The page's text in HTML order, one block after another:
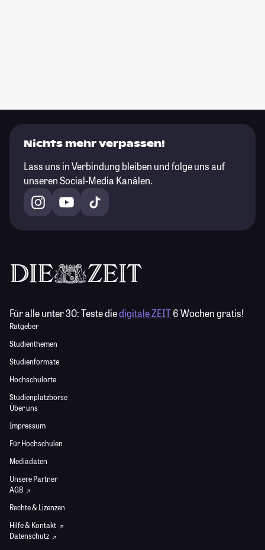
Nichts mehr verpassen!
Lass uns in Verbindung bleiben und folge uns auf
unseren Social-Media Kanälen.
Für alle unter 30:Teste diedigitale ZEIT6 Wochen gratis!
Ratgeber
Studienthemen
Studienformate
Hochschulorte
Studienplatzbörse
Über uns
Impressum
Für Hochschulen
Mediadaten
Unsere Partner
AGB
Rechte & Lizenzen
Hilfe & Kontakt
Datenschutz